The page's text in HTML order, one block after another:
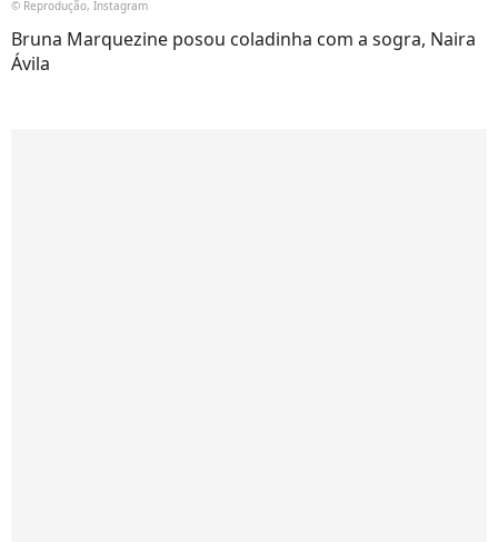
© Reprodução, Instagram
Bruna Marquezine posou coladinha com a sogra, Naira
Ávila